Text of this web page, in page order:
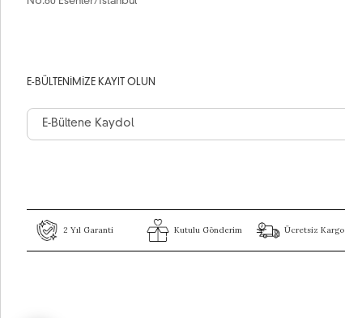
E-BÜLTENIMIZE KAYIT OLUN
2 Yıl Garanti Kutulu Gönderim Ücretsiz Kargo